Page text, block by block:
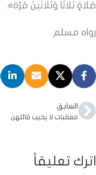
صَلاةٍ ثَلاثًا وَثَلاثينَ مَرّة».
رواه مسلم
السابق
معقبات لا يخيب قائلهن
اترك تعليقاً